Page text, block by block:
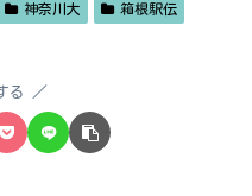
神奈川大 箱根駅伝
る